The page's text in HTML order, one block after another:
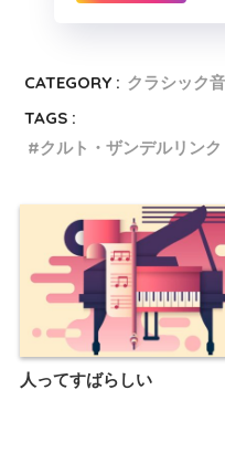
CATEGORY : クラシック
TAGS :
クルト・ザンデルリンク
人ってすばらしい